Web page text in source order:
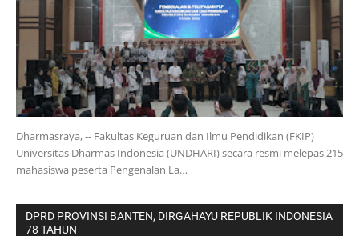
Dharmasraya, -- Fakultas Keguruan dan Ilmu Pendidikan (FKIP)
Universitas Dharmas Indonesia (UNDHARI) secara resmi melepas 215
mahasiswa peserta Pengenalan La…
DPRD PROVINSI BANTEN, DIRGAHAYU REPUBLIK INDONESIA
78 TAHUN